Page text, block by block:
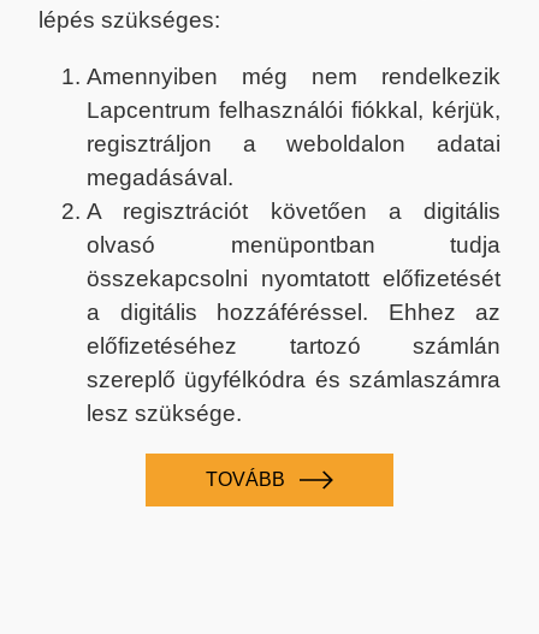
lépés szükséges:
Amennyiben még nem rendelkezik
Lapcentrum felhasználói fiókkal, kérjük,
regisztráljon a weboldalon adatai
megadásával.
A regisztrációt követően a digitális
olvasó menüpontban tudja
összekapcsolni nyomtatott előfizetését
a digitális hozzáféréssel. Ehhez az
előfizetéséhez tartozó számlán
szereplő ügyfélkódra és számlaszámra
lesz szüksége.
TOVÁBB